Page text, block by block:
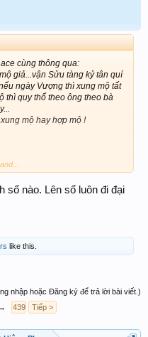
cùng thông qua:
giả...vận Sửu tàng kỷ tân quí
ngày Vượng thì xung mộ tất
thì quy thổ theo ông theo bà
mộ hay hợp mộ !
số nào. Lên số luôn đi đại
like this.
nhập hoặc Đăng ký để trả lời bài viết.)
→ 439 Tiếp >